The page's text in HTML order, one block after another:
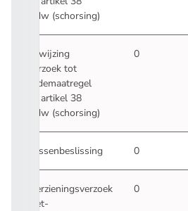
Gdw (schorsing)
Afwijzing
verzoek tot
ordemaatregel
ex artikel 38
Gdw (schorsing)
0
Tussenbeslissing 0
Herzieningsverzoek
niet-
0